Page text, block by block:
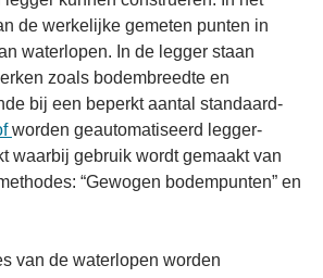
de werkelijke gemeten punten in
waterlopen. In de legger staan
zoals bodembreedte en
bij een beperkt aantal standaard-
worden geautomatiseerd legger-
waarbij gebruik wordt gemaakt van
“Gewogen bodempunten” en
van de waterlopen worden